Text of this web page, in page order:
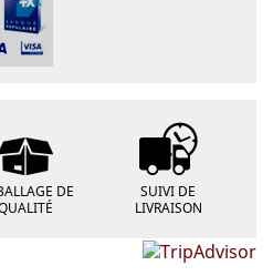
DE
SUIVI DE
LIVRAISON